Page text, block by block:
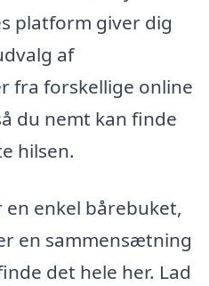
platform giver dig
af
fra forskellige online
du nemt kan finde
hilsen.
enkel bårebuket,
en sammensætning
det hele her. Lad